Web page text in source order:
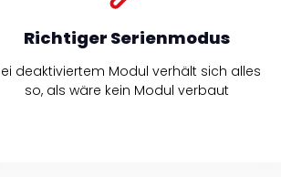
Richtiger Serienmodus
deaktiviertem Modul verhält sich alles
so, als wäre kein Modul verbaut